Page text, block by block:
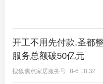
霍尔新风，智能新风系
准的制定，是一家集科
的高新技术企业。霍尔
备的生产管理体系，截
开工不用先付款,圣都
服务总额破50亿元
搜狐焦点家居服务号 8-6 18:32